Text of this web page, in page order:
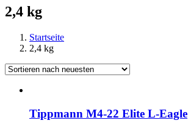
2,4 kg
Startseite
2,4 kg
Tippmann M4-22 Elite L-Eagle